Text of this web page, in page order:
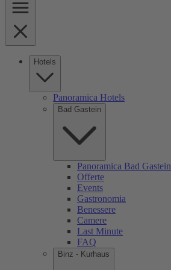
Hotels
Panoramica Hotels
Bad Gastein
Panoramica Bad Gastein
Offerte
Events
Gastronomia
Benessere
Camere
Last Minute
FAQ
Binz - Kurhaus